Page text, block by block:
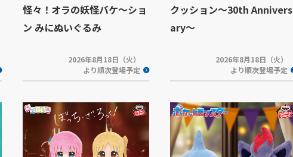
怪々！オラの妖怪バケ～ショ
ン みにぬいぐるみ
2026年8月18日（火）
より順次登場予定
クッション～30th Annivers
ary～
2026年8月18日（火）
より順次登場予定